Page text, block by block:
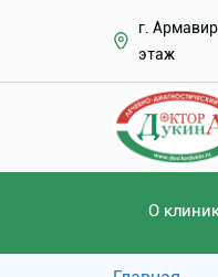
г.
этаж
О